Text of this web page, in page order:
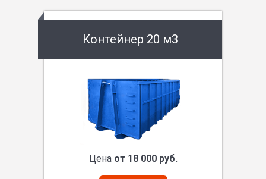
Контейнер 20 м3
Цена от 18 000 руб.